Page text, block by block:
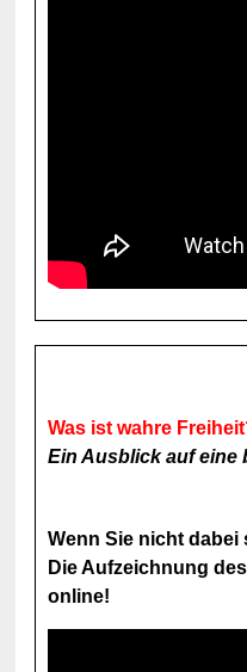
Was ist wahre
Ein Ausblick auf eine
Wenn Sie nicht dabei
Die Aufzeichnung
online!